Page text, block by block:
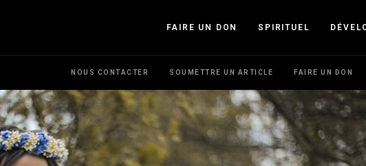
FAIRE UN DON SPIRITUEL
NOUS CONTACTER SOUMETTRE UN ARTICLE FAIRE UN DON